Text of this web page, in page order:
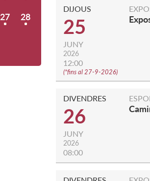
27 28
DIJOUS
25
JUNY
2026
12:00
(*fins al 27-9-2026)
DIVENDRES
26
JUNY
2026
08:00